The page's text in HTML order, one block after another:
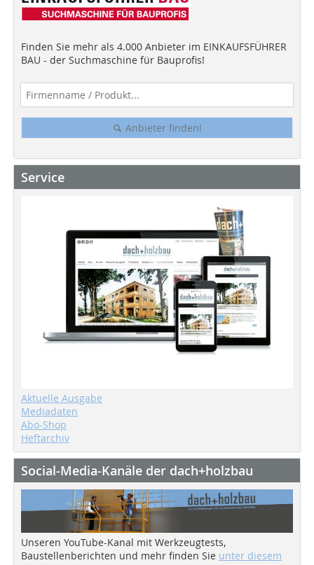
Finden Sie mehr als 4.000 Anbieter im EINKAUFSFÜHRER
BAU - der Suchmaschine für Bauprofis!
Anbieter finden!
Service
Aktuelle Ausgabe
Mediadaten
Abo-Shop
Heftarchiv
Social-Media-Kanäle der dach+holzbau
Unseren YouTube-Kanal mit Werkzeugtests,
Baustellenberichten und mehr finden Sie unter diesem